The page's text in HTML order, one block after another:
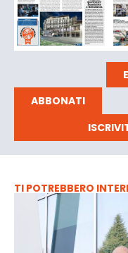
ABBONATI
TI POTREBBERO